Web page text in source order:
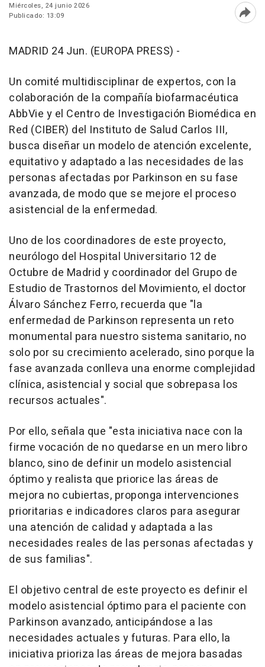
Miércoles, 24 junio 2026
Publicado: 13:09
MADRID 24 Jun. (EUROPA PRESS) -
Un comité multidisciplinar de expertos, con la
colaboración de la compañía biofarmacéutica
AbbVie y el Centro de Investigación Biomédica en
Red (CIBER) del Instituto de Salud Carlos III,
busca diseñar un modelo de atención excelente,
equitativo y adaptado a las necesidades de las
personas afectadas por Parkinson en su fase
avanzada, de modo que se mejore el proceso
asistencial de la enfermedad.
Uno de los coordinadores de este proyecto,
neurólogo del Hospital Universitario 12 de
Octubre de Madrid y coordinador del Grupo de
Estudio de Trastornos del Movimiento, el doctor
Álvaro Sánchez Ferro, recuerda que "la
enfermedad de Parkinson representa un reto
monumental para nuestro sistema sanitario, no
solo por su crecimiento acelerado, sino porque la
fase avanzada conlleva una enorme complejidad
clínica, asistencial y social que sobrepasa los
recursos actuales".
Por ello, señala que "esta iniciativa nace con la
firme vocación de no quedarse en un mero libro
blanco, sino de definir un modelo asistencial
óptimo y realista que priorice las áreas de
mejora no cubiertas, proponga intervenciones
prioritarias e indicadores claros para asegurar
una atención de calidad y adaptada a las
necesidades reales de las personas afectadas y
de sus familias".
El objetivo central de este proyecto es definir el
modelo asistencial óptimo para el paciente con
Parkinson avanzado, anticipándose a las
necesidades actuales y futuras. Para ello, la
iniciativa prioriza las áreas de mejora basadas